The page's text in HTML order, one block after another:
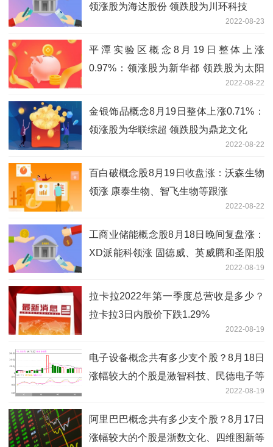
领涨股为海达股份 领跌股为川环科技
2022-08-23
平潭实验区概念8月19日整体上涨
0.97%：领涨股为新华都 领跌股为太阳
2022-08-22
金银饰品概念8月19日整体上涨0.71%：
领涨股为华联综超 领跌股为鼎龙文化
2022-08-22
百白破概念股8月19日收盘涨：沃森生物
领涨 康泰生物、智飞生物等跟涨
2022-08-22
工商业储能概念股8月18日晚间复盘涨：
XD派能科领涨 固德威、英威腾和圣阳股
2022-08-19
拉卡拉2022年第一季度总营收是多少？
拉卡拉3日内股价下跌1.29%
2022-08-19
电子设备概念共有多少支个股？8月18日
涨幅较大的个股是激智科技、民德电子等
2022-08-19
阿里巴巴概念共有多少支个股？8月17日
涨幅较大的个股是浙数文化、四维图新等